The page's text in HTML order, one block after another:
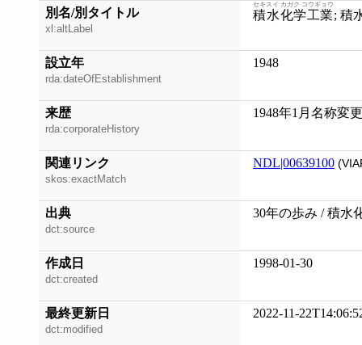
別名/別タイトル
xl:altLabel
積水化学工業
セキスイ カガク コウギョウ
; 積
設立年
rda:dateOfEstablishment
1948
来歴
rda:corporateHistory
1948年1月名称変更
関連リンク
skos:exactMatch
NDL|00639100
出典
dct:source
30年の歩み / 積水
作成日
dct:created
1998-01-30
最終更新日
dct:modified
2022-11-